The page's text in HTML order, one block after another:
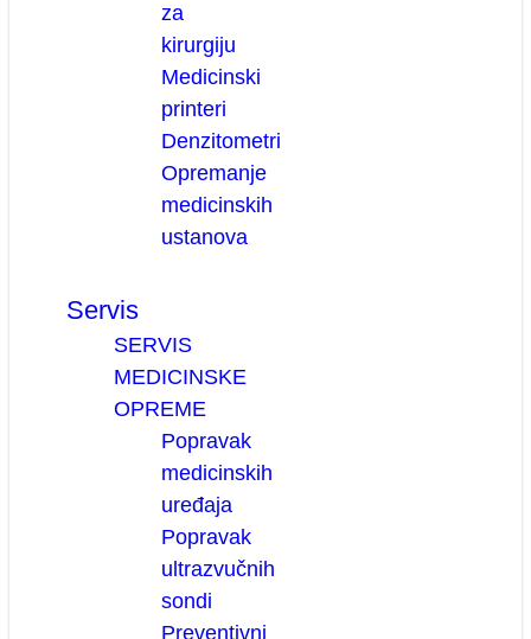
za
kirurgiju
Medicinski
printeri
Denzitometri
Opremanje
medicinskih
ustanova
Servis
SERVIS
MEDICINSKE
OPREME
Popravak
medicinskih
uređaja
Popravak
ultrazvučnih
sondi
Preventivni